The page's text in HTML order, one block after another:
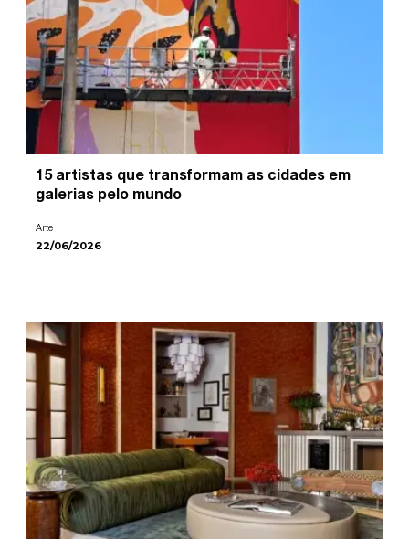
15 artistas que transformam as cidades em
galerias pelo mundo
Arte
22/06/2026